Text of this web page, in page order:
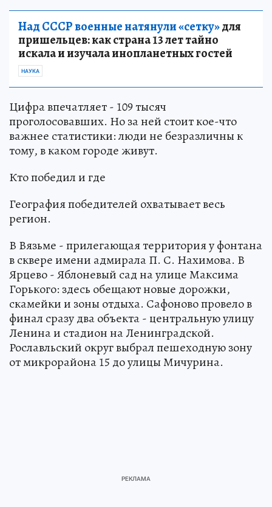
Над СССР военные натянули «сетку»для
пришельцев: как страна 13 лет тайно
искала и изучала инопланетных гостей
НАУКА
Цифра впечатляет - 109 тысяч
проголосовавших. Но за ней стоит кое-что
важнее статистики: люди не безразличны к
тому, в каком городе живут.
Кто победил и где
География победителей охватывает весь
регион.
В Вязьме - прилегающая территория у фонтана
в сквере имени адмирала П. С. Нахимова. В
Ярцево - Яблоневый сад на улице Максима
Горького: здесь обещают новые дорожки,
скамейки и зоны отдыха. Сафоново провело в
финал сразу два объекта - центральную улицу
Ленина и стадион на Ленинградской.
Рославльский округ выбрал пешеходную зону
от микрорайона 15 до улицы Мичурина.